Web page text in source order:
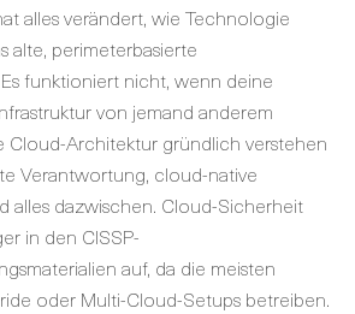
alles verändert, wie Technologie
alte, perimeterbasierte
funktioniert nicht, wenn deine
von jemand anderem
Cloud-Architektur gründlich verstehen
Verantwortung, cloud-native
alles dazwischen. Cloud-Sicherheit
in den CISSP-
auf, da die meisten
oder Multi-Cloud-Setups betreiben.